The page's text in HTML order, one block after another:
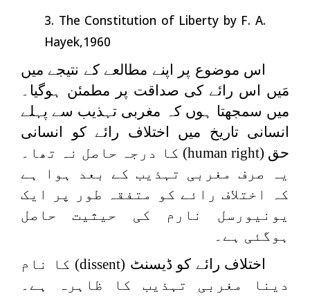
3. The Constitution of Liberty by F. A.
Hayek,1960
اس موضوع پر اپنے مطالعے کے نتیجے میں
مَیں اس رائے کی صداقت پر مطمئن ہوگیا۔
میں سمجھتا ہوں کہ مغربی تہذیب سے پہلے
انسانی تاریخ میں اختلاف رائے کو انسانی
حق (human right) کا درجہ حاصل نہ تھا۔
یہ صرف مغربی تہذیب کے بعد ہوا ہے
کہ اختلاف رائے کو متفقہ طور پر ایک
یونیورسل نارم کی حیثیت حاصل
ہوگئی ہے۔
اختلاف رائے کو ڈیسنٹ (dissent) کا نام
دینا مغربی تہذیب کا ظاہرہ ہے۔